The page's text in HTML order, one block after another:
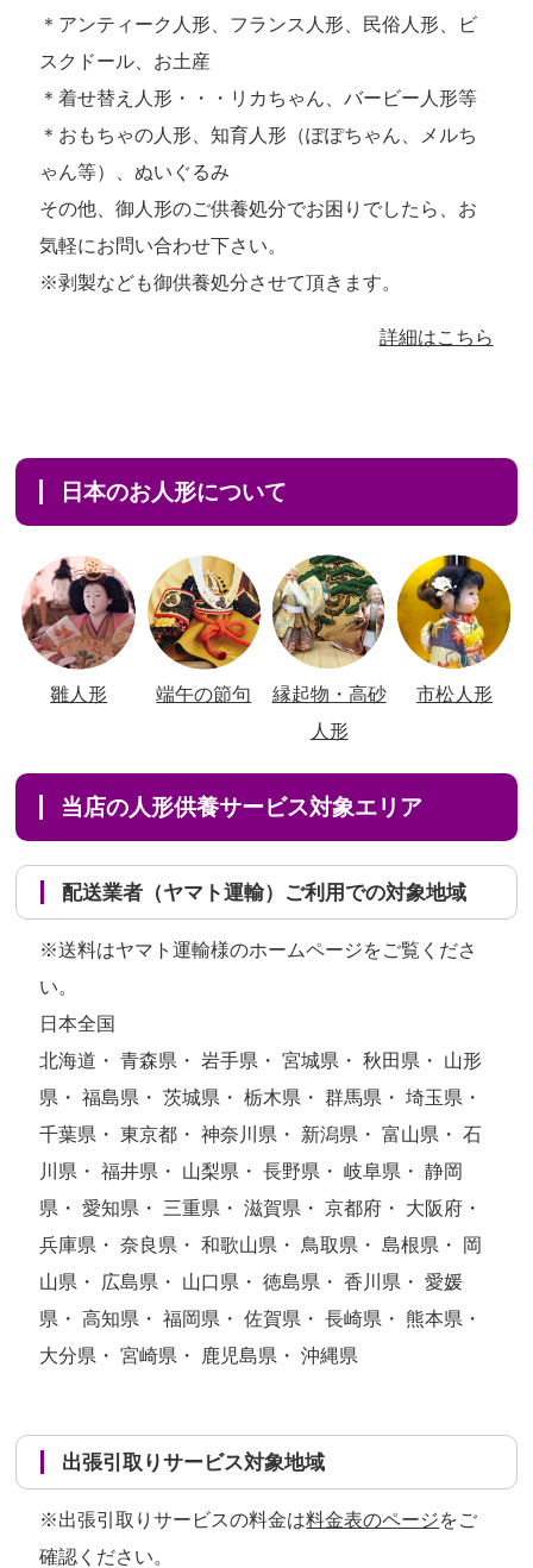
＊アンティーク人形、フランス人形、民俗人形、ビ
スクドール、お土産
＊着せ替え人形・・・リカちゃん、バービー人形等
＊おもちゃの人形、知育人形（ぽぽちゃん、メルち
ゃん等）、ぬいぐるみ
その他、御人形のご供養処分でお困りでしたら、お
気軽にお問い合わせ下さい。
※剥製なども御供養処分させて頂きます。
詳細はこちら
日本のお人形について
雛人形 端午の節句
縁起物・高砂
人形
市松人形
当店の人形供養サービス対象エリア
配送業者（ヤマト運輸）ご利用での対象地域
※送料はヤマト運輸様のホームページをご覧くださ
い。
日本全国
北海道・ 青森県・ 岩手県・ 宮城県・ 秋田県・ 山形
県・ 福島県・ 茨城県・ 栃木県・ 群馬県・ 埼玉県・
千葉県・ 東京都・ 神奈川県・ 新潟県・ 富山県・ 石
川県・ 福井県・ 山梨県・ 長野県・ 岐阜県・ 静岡
県・ 愛知県・ 三重県・ 滋賀県・ 京都府・ 大阪府・
兵庫県・ 奈良県・ 和歌山県・ 鳥取県・ 島根県・ 岡
山県・ 広島県・ 山口県・ 徳島県・ 香川県・ 愛媛
県・ 高知県・ 福岡県・ 佐賀県・ 長崎県・ 熊本県・
大分県・ 宮崎県・ 鹿児島県・ 沖縄県
出張引取りサービス対象地域
※出張引取りサービスの料金は料金表のページをご
確認ください。